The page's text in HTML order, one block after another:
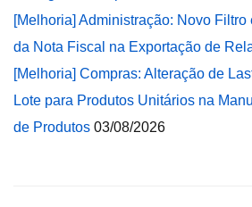
[Melhoria] Administração: Novo
da Nota Fiscal na Exportação de
[Melhoria] Compras: Alteração de
Lote para Produtos Unitários na
de Produtos 03/08/2026